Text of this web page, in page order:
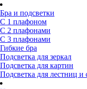
Бра и подсветки
С 1 плафоном
С 2 плафонами
С 3 плафонами
Гибкие бра
Подсветка для зеркал
Подсветка для картин
Подсветка для лестниц и